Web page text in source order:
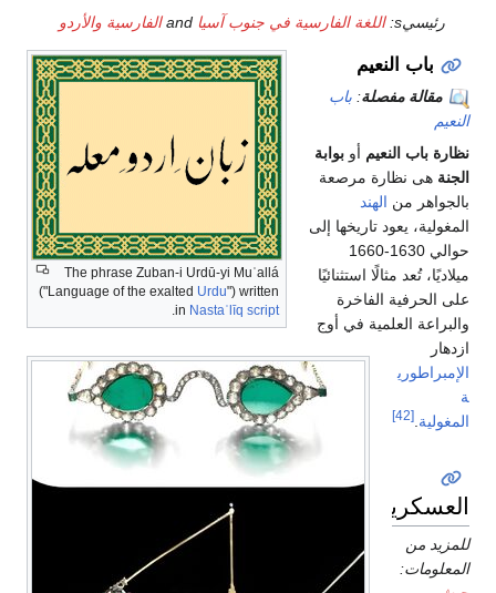
اللغة الفارسية في جنوب آسياand الفارسية والأردو
The phraseZuban-i Urdū-yi Muʿallá
("Language of the exalted
") written
in Nastaʿlīq script
.
مفصلة:باب
أو بوابة
مرصعة
الهند
تاريخها إلى
حوالي 1630-1660
مثالًا استثنائيًا
الفاخرة
في أوج